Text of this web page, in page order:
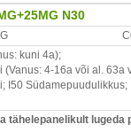
N30
kuni 4a);
(Vanus: 4-16a või al. 63a
; I50 Südamepuudulikkus;
tähelepanelikult